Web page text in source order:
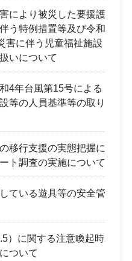
により被災した要援護
う特例措置等及び令和
害に伴う児童福祉施設
いについて
4年台風第15号による
等の人員基準等の取り
移行支援の実態把握に
ト調査の実施について
ている遊具等の安全管
）に関する注意喚起時
ついて